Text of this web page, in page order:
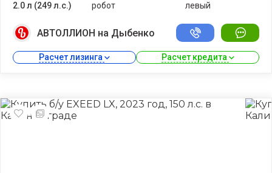
2.0 л (249 л.с.)
робот
левый
АВТОЛЛИОН на Дыбенко
Расчет лизинга Расчет кредита